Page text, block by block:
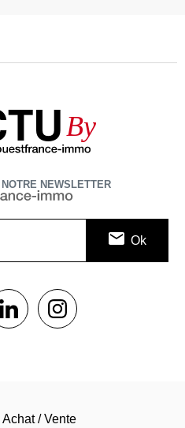
By
NEWSLETTER
1$s
Achat / Vente